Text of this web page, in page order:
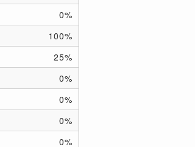
0%
100%
25%
0%
0%
0%
0%